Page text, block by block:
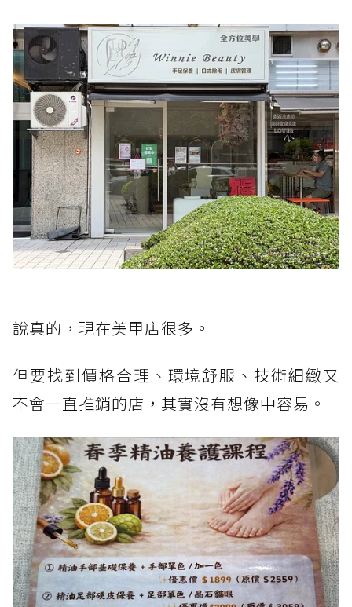
說真的，現在美甲店很多。
但要找到價格合理、環境舒服、技術細緻又
不會一直推銷的店，其實沒有想像中容易。